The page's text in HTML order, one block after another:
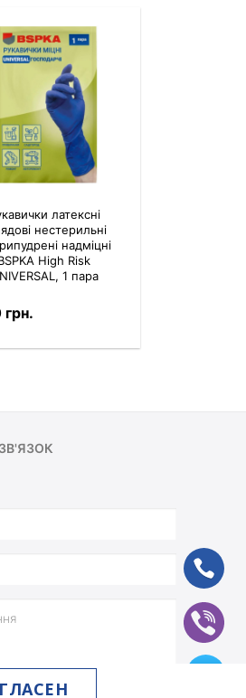
латексні
нестерильні
надміцні
Hіgh Risk
1 пара
ph
vb
tg